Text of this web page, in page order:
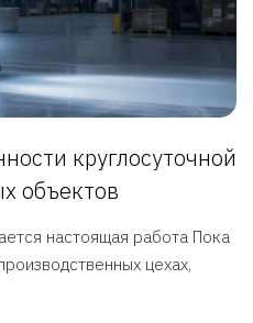
круглосуточной
объектов
настоящая работа Пока
цехах,